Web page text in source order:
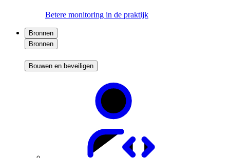
Betere monitoring in de praktijk
Bronnen
Bronnen
Bouwen en beveiligen